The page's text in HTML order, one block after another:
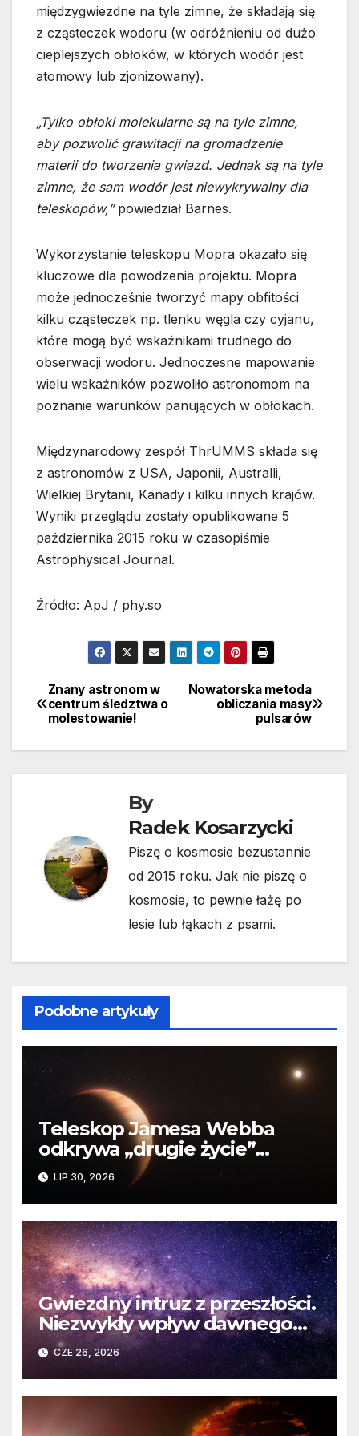
międzygwiezdne na tyle zimne, że składają się
z cząsteczek wodoru (w odróżnieniu od dużo
cieplejszych obłoków, w których wodór jest
atomowy lub zjonizowany).
„Tylko obłoki molekularne są na tyle zimne,
aby pozwolić grawitacji na gromadzenie
materii do tworzenia gwiazd. Jednak są na tyle
zimne, że sam wodór jest niewykrywalny dla
teleskopów,” powiedział Barnes.
Wykorzystanie teleskopu Mopra okazało się
kluczowe dla powodzenia projektu. Mopra
może jednocześnie tworzyć mapy obfitości
kilku cząsteczek np. tlenku węgla czy cyjanu,
które mogą być wskaźnikami trudnego do
obserwacji wodoru. Jednoczesne mapowanie
wielu wskaźników pozwoliło astronomom na
poznanie warunków panujących w obłokach.
Międzynarodowy zespół ThrUMMS składa się
z astronomów z USA, Japonii, Australli,
Wielkiej Brytanii, Kanady i kilku innych krajów.
Wyniki przeglądu zostały opublikowane 5
października 2015 roku w czasopiśmie
Astrophysical Journal.
Źródło: ApJ / phy.so
Nawigacja
wpisu
Nowatorska metoda
obliczania masy
pulsarów
Znany astronom w
centrum śledztwa o
molestowanie!
By
Radek Kosarzycki
Piszę o kosmosie bezustannie
od 2015 roku. Jak nie piszę o
kosmosie, to pewnie łażę po
lesie lub łąkach z psami.
Podobne artykuły
Teleskop Jamesa Webba
odkrywa „drugie życie”
planety krążącej wokół
martwej gwiazdy
LIP 30, 2026
Gwiezdny intruz z przeszłości.
Niezwykły wpływ dawnego
spotkania na komety Układu
Słonecznego
CZE 26, 2026